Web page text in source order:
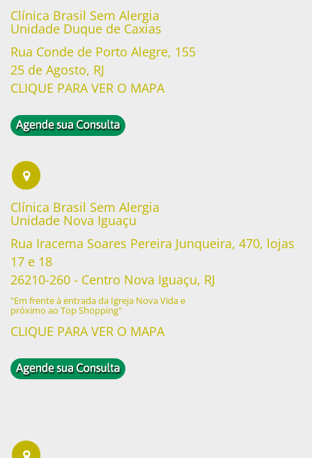
Read More
More
More
More
More
Clínica Brasil Sem Alergia
Unidade Duque de Caxias
Rua Conde de Porto Alegre, 155
25 de Agosto, RJ
CLIQUE PARA VER O MAPA
Clínica Brasil Sem Alergia
Unidade Nova Iguaçu
Rua Iracema Soares Pereira Junqueira, 470, lojas
17 e 18
26210-260 - Centro Nova Iguaçu, RJ
"Em frente à entrada da Igreja Nova Vida e
próximo ao Top Shopping"
CLIQUE PARA VER O MAPA